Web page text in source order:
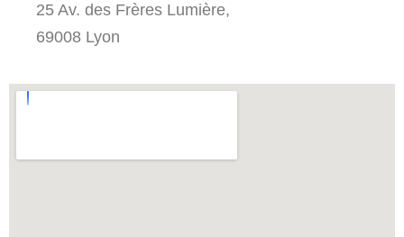
25 Av. des Frères Lumière,
69008 Lyon